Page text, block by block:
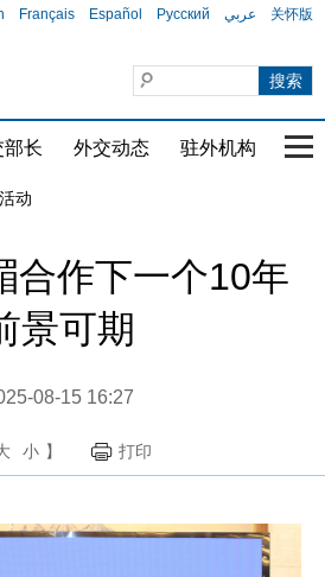
Français Español Русский عربي 关怀版
部长 外交动态 驻外机构 国
动
合作下一个10年
景可期
08-15 16:27
小 】 打印